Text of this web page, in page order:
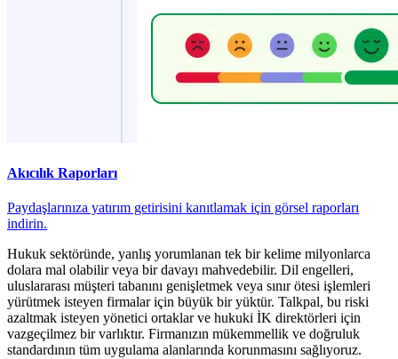
Akıcılık Raporları
Paydaşlarınıza yatırım getirisini kanıtlamak için görsel raporları
indirin.
Hukuk sektöründe, yanlış yorumlanan tek bir kelime milyonlarca
dolara mal olabilir veya bir davayı mahvedebilir. Dil engelleri,
uluslararası müşteri tabanını genişletmek veya sınır ötesi işlemleri
yürütmek isteyen firmalar için büyük bir yüktür. Talkpal, bu riski
azaltmak isteyen yönetici ortaklar ve hukuki İK direktörleri için
vazgeçilmez bir varlıktır. Firmanızın mükemmellik ve doğruluk
standardının tüm uygulama alanlarında korunmasını sağlıyoruz.